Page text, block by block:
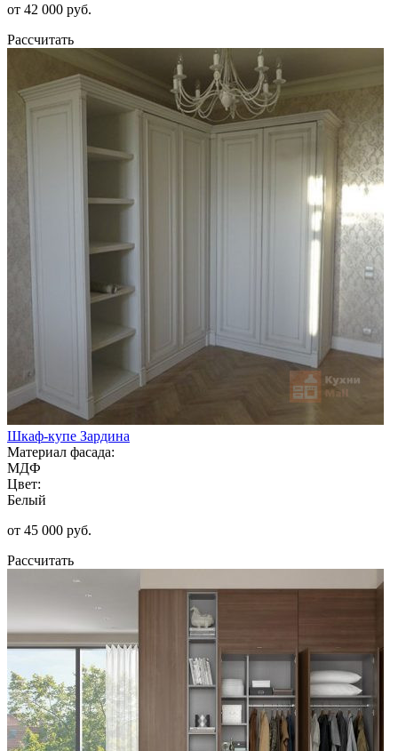
от 42 000 руб.
Рассчитать
Шкаф-купе Зардина
Материал фасада:
МДФ
Цвет:
Белый
от 45 000 руб.
Рассчитать